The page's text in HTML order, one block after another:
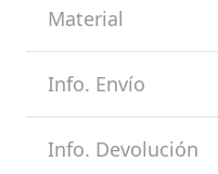
Material
Info. Envío
Info. Devolución